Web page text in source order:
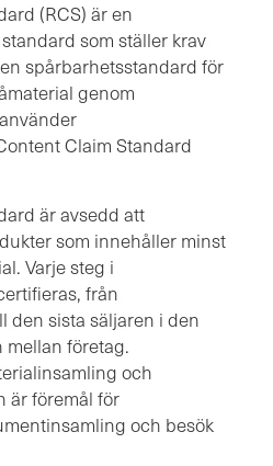
(RCS) är en
som ställer krav
spårbarhetsstandard för
genom
Claim Standard
är avsedd att
som innehåller minst
Varje steg i
från
den sista säljaren i den
företag.
och
är föremål för
och besök